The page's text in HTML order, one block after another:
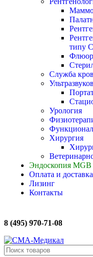
типу
Служба
Урология
Хирургия
Эндоскопия MGB
Оплата и доставка
Лизинг
Контакты
8 (495) 970-71-08